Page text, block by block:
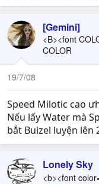
[Gemini]
<B><font
COLOR
19/7/08
Speed Milotic cao
Nếu lấy Water mà
bắt Buizel luyện lên
Lonely Sky
<b><font